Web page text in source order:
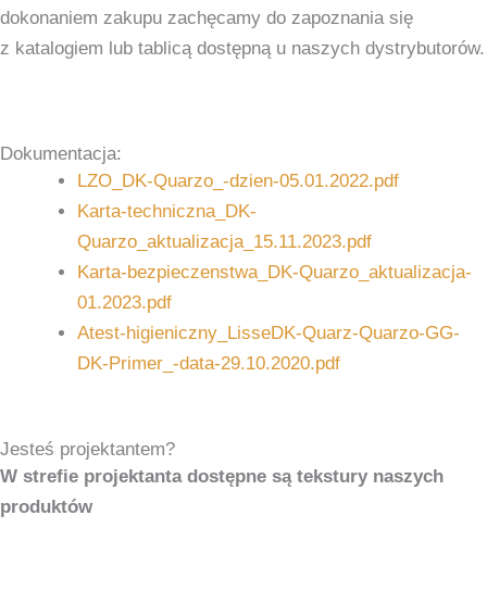
dokonaniem zakupu zachęcamy do zapoznania się
z katalogiem lub tablicą dostępną u naszych dystrybutorów.
Dokumentacja:
LZO_DK-Quarzo_-dzien-05.01.2022.pdf
Karta-techniczna_DK-
Quarzo_aktualizacja_15.11.2023.pdf
Karta-bezpieczenstwa_DK-Quarzo_aktualizacja-
01.2023.pdf
Atest-higieniczny_LisseDK-Quarz-Quarzo-GG-
DK-Primer_-data-29.10.2020.pdf
Jesteś projektantem?
W strefie projektanta dostępne są tekstury naszych
produktów